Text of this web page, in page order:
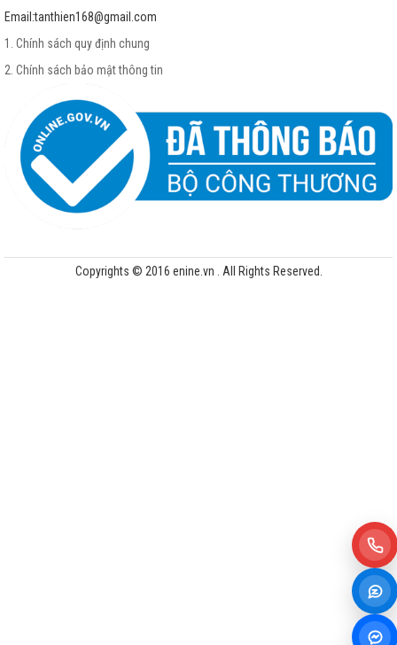
Email:tanthien168@gmail.com
1. Chính sách quy định chung
2. Chính sách bảo mật thông tin
Copyrights © 2016 enine.vn . All Rights Reserved.